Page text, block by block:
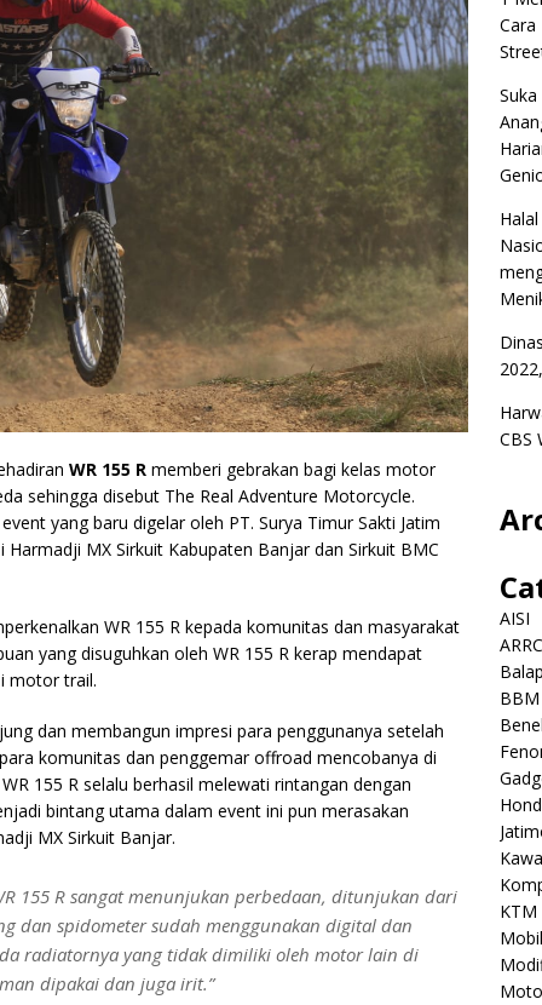
WR 155 R memberi gebrakan bagi kelas motor
sehingga disebut The Real Adventure Motorcycle.
yang baru digelar oleh PT. Surya Timur Sakti Jatim
MX Sirkuit Kabupaten Banjar dan Sirkuit BMC
WR 155 R kepada komunitas dan masyarakat
yang disuguhkan oleh WR 155 R kerap mendapat
motor trail.
dan membangun impresi para penggunanya setelah
komunitas dan penggemar offroad mencobanya di
155 R selalu berhasil melewati rintangan dengan
bintang utama dalam event ini pun merasakan
MX Sirkuit Banjar.
155 R sangat menunjukan perbedaan, ditunjukan dari
dan spidometer sudah menggunakan digital dan
radiatornya yang tidak dimiliki oleh motor lain di
dipakai dan juga irit.”
Cara
CBS
AISI
ARRC
BBM
KTM
Mobil